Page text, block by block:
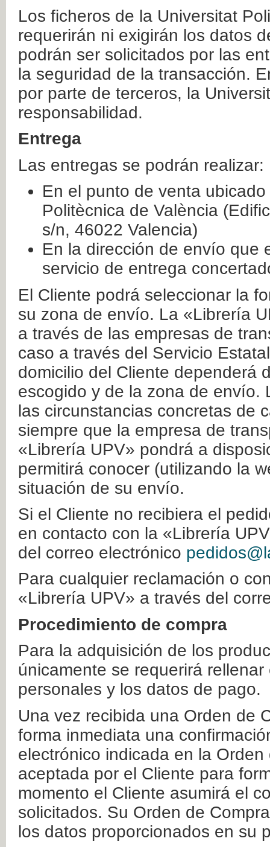
Los ficheros de la Universitat
requerirán ni exigirán los datos
podrán ser solicitados por las
la seguridad de la transacción.
por parte de terceros, la
responsabilidad.
Entrega
Las entregas se podrán realizar:
En el punto de venta
Politècnica de València
s/n, 46022 Valencia)
En la dirección de envío que
servicio de entrega
El Cliente podrá seleccionar la
su zona de envío. La «Librería
a través de las empresas de
caso a través del Servicio
domicilio del Cliente dependerá
escogido y de la zona de envío.
las circunstancias concretas de
siempre que la empresa de
«Librería UPV» pondrá a
permitirá conocer (utilizando la
situación de su envío.
Si el Cliente no recibiera el
en contacto con la «Librería
del correo electrónico
Para cualquier reclamación o
«Librería UPV» a través del
Procedimiento de compra
Para la adquisición de los
únicamente se requerirá
personales y los datos de pago.
Una vez recibida una Orden de
forma inmediata una
electrónico indicada en la
aceptada por el Cliente para
momento el Cliente asumirá el
solicitados. Su Orden de
los datos proporcionados en su